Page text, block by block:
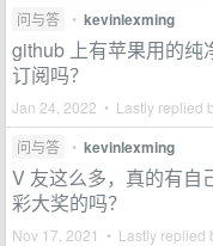
问与答 • kevinlexming
github 上有苹果用的纯
订阅吗？
Jan 24, 2022 • Lastly replied
问与答 • kevinlexming
V 友这么多，真的有自
彩大奖的吗？
Nov 17, 2021 • Lastly replied